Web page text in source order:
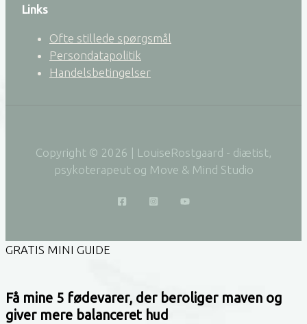
Links
Ofte stillede spørgsmål
Persondatapolitik
Handelsbetingelser
Copyright © 2026 | LouiseRostgaard - diætist,
psykoterapeut og Move & Mind Studio
GRATIS MINI GUIDE
Få mine 5 fødevarer, der beroliger maven og
giver mere balanceret hud